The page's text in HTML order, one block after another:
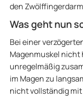
den
Was geht nun
Bei einer
Magenmuskel nicht
unregelmäßig
im Magen zu
nicht vollständig